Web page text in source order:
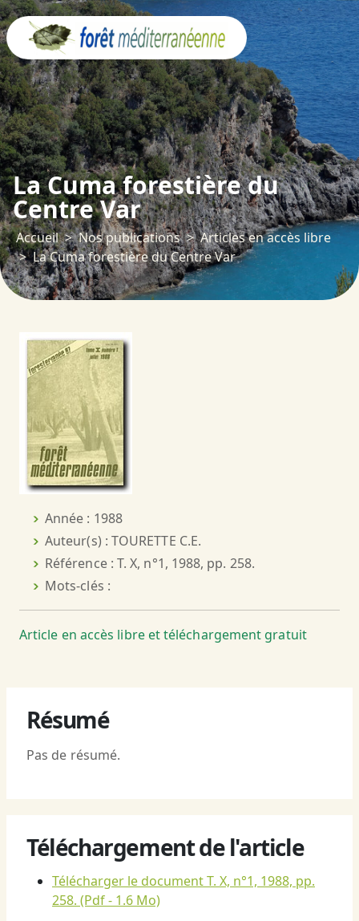
La Cuma forestière du
Centre Var
Accueil Nos publications
Articles en accès libre
La Cuma forestière du Centre Var
Année : 1988
Auteur(s) : TOURETTE C.E.
Référence : T. X, n°1, 1988, pp. 258.
Mots-clés :
Article en accès libre et téléchargement gratuit
Résumé
Pas de résumé.
Téléchargement de l'article
Télécharger le document T. X, n°1, 1988, pp.
258. (Pdf - 1.6 Mo)
Panneau de gestion des cookies